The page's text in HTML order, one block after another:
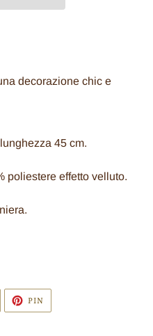
decorazione chic e
45 cm.
poliestere effetto velluto.
PIN
PINTEREST